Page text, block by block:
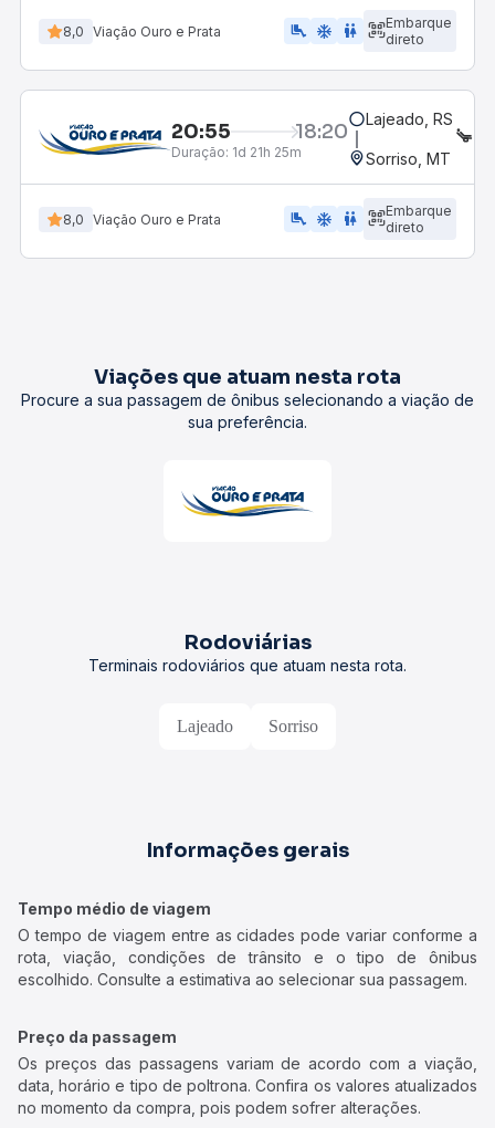
8,0 Viação Ouro e Prata airline_seat_legroom_extra ac_unit WC
Embarque
direto
20:55 18:20
Duração: 1d 21h 25m
Lajeado, RS
Sorriso, MT
8,0 Viação Ouro e Prata airline_seat_legroom_extra ac_unit WC
Embarque
direto
Viações que atuam nesta rota
Procure a sua passagem de ônibus selecionando a viação de
sua preferência.
Rodoviárias
Terminais rodoviários que atuam nesta rota.
Lajeado Sorriso
Informações gerais
Tempo médio de viagem
O tempo de viagem entre as cidades pode variar conforme a
rota, viação, condições de trânsito e o tipo de ônibus
escolhido. Consulte a estimativa ao selecionar sua passagem.
Preço da passagem
Os preços das passagens variam de acordo com a viação,
data, horário e tipo de poltrona. Confira os valores atualizados
no momento da compra, pois podem sofrer alterações.